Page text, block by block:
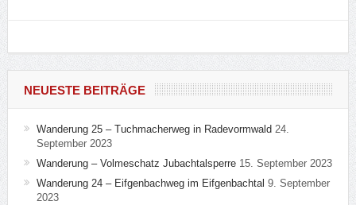
NEUESTE BEITRÄGE
Wanderung 25 – Tuchmacherweg in Radevormwald 24.
September 2023
Wanderung – Volmeschatz Jubachtalsperre 15. September 2023
Wanderung 24 – Eifgenbachweg im Eifgenbachtal 9. September
2023